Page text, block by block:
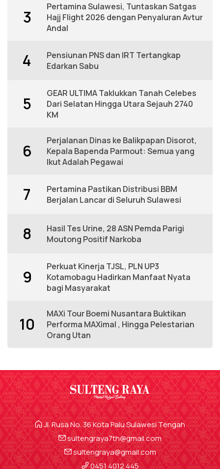
3
Pertamina Sulawesi, Tuntaskan Satgas
Hajj Flight 2026 dengan Penyaluran Avtur
Andal
4
Pensiunan PNS dan IRT Tertangkap
Edarkan Sabu
5
GEAR ULTIMA Taklukkan Tanah Celebes
Dari Selatan Hingga Utara Sejauh 2740
KM
6
Perjalanan Dinas ke Balikpapan Disorot,
Kepala Bapenda Parmout: Semua yang
Ikut Adalah Pegawai
7
Pertamina Pastikan Distribusi BBM
Berjalan Lancar di Seluruh Sulawesi
8
Hasil Tes Urine, 28 ASN Pemda Parigi
Moutong Positif Narkoba
9
Perkuat Kinerja TJSL, PLN UP3
Kotamobagu Hadirkan Manfaat Nyata
bagi Masyarakat
10
MAXi Tour Boemi Nusantara Buktikan
Performa MAXimal , Hingga Pelestarian
Orang Utan
Jl. Rusa No. 36 Kota Palu Sulawesi Tengah
sultengraya7th@gmail.com
sultengraya@gmail.com
0451 4012 445